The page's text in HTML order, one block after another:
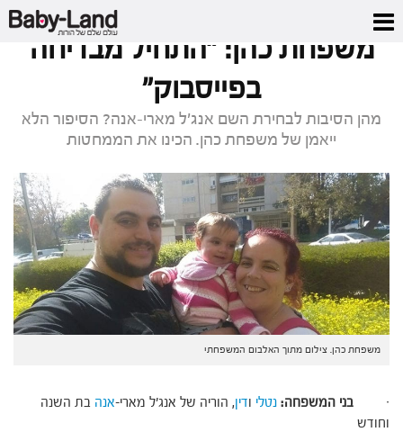
דף הבית משפחת כהן: "התחיל מבדיחה בפייסבוק"
משפחת כהן: "התחיל מבדיחה
בפייסבוק"
מהן הסיבות לבחירת השם אנג'ל מארי-אנה? הסיפור הלא
ייאמן של משפחת כהן. הכינו את הממחטות
משפחת כהן. צילום מתוך האלבום המשפחתי
· בני המשפחה: נטלי ודין, הוריה של אנג'ל מארי-אנה בת השנה
וחודש